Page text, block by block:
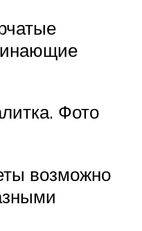
Фото
возможно